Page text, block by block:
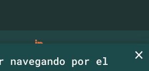
de privacidad |política
navegando por el